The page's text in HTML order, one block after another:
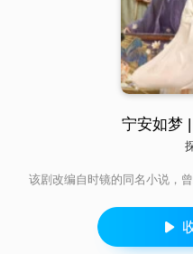
该剧改编自时镜的同名小说，
却因此践踏了无数真心，与青
救命之恩的当朝帝师谢危竟逼
真正亏欠在意的清正良臣张遮